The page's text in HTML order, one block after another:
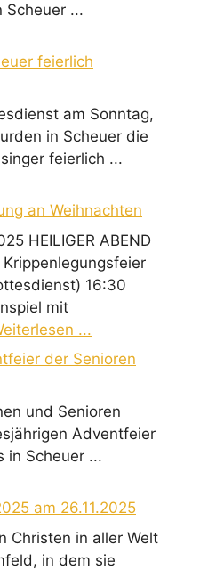
Scheuer ...
feierlich
am Sonntag,
in Scheuer die
feierlich ...
an Weihnachten
HEILIGER ABEND
16:30
mit
...
der Senioren
und Senioren
Adventfeier
in Scheuer ...
am 26.11.2025
Christen in aller Welt
in dem sie